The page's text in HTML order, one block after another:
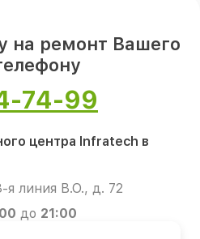
на ремонт Вашего
74-99
центра Infratech в
я линия В.О., д. 72
до 21:00